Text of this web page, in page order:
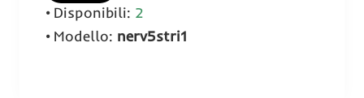
Disponibili: 2
Modello: nerv5stri1